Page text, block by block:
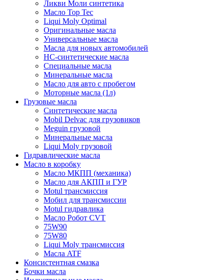
Ликви Моли синтетика
Масло Top Tec
Liqui Moly Optimal
Оригинальные масла
Универсальные масла
Масла для новых автомобилей
HC-синтетические масла
Специальные масла
Минеральные масла
Масло для авто с пробегом
Моторные масла (1л)
Грузовые масла
Синтетические масла
Mobil Delvac для грузовиков
Meguin грузовой
Минеральные масла
Liqui Moly грузовой
Гидравлические масла
Масло в коробку
Масло МКПП (механика)
Масло для АКПП и ГУР
Motul трансмиссия
Мобил для трансмиссии
Motul гидравлика
Масло Робот CVT
75W90
75W80
Liqui Moly трансмиссия
Масла ATF
Консистентная смазка
Бочки масла